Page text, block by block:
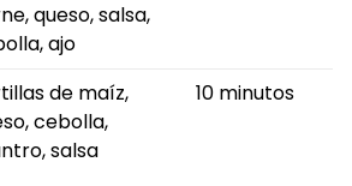
queso, salsa,
ajo
de maíz,
cebolla,
salsa
10 minutos